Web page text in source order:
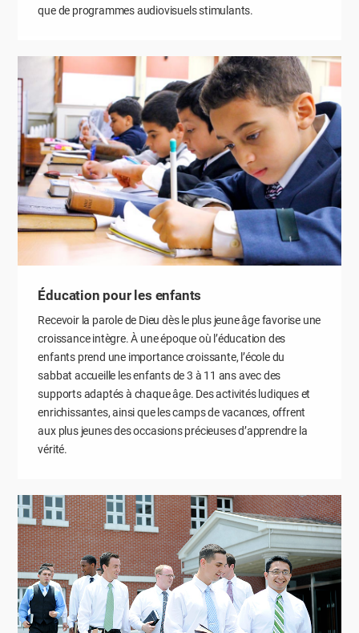
que de programmes audiovisuels stimulants.
Éducation pour les enfants
Recevoir la parole de Dieu dès le plus jeune âge favorise une
croissance intègre. À une époque où l’éducation des
enfants prend une importance croissante, l’école du
sabbat accueille les enfants de 3 à 11 ans avec des
supports adaptés à chaque âge. Des activités ludiques et
enrichissantes, ainsi que les camps de vacances, offrent
aux plus jeunes des occasions précieuses d’apprendre la
vérité.